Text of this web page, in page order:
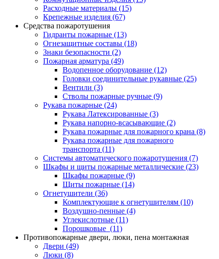
Расходные материалы (15)
Крепежные изделия (67)
Средства пожаротушения
Гидранты пожарные (13)
Огнезащитные составы (18)
Знаки безопасности (2)
Пожарная арматура (49)
Водопенное оборудование (12)
Головки соединительные рукавные (25)
Вентили (3)
Стволы пожарные ручные (9)
Рукава пожарные (24)
Рукава Латексированные (3)
Рукава напорно-всасывающие (2)
Рукава пожарные для пожарного крана (8)
Рукава пожарные для пожарного
транспорта (11)
Системы автоматического пожаротушения (7)
Шкафы и щиты пожарные металлические (23)
Шкафы пожарные (9)
Щиты пожарные (14)
Огнетушители (36)
Комплектующие к огнетушителям (10)
Воздушно-пенные (4)
Углекислотные (11)
Порошковые (11)
Противопожарные двери, люки, пена монтажная
Двери (49)
Люки (8)